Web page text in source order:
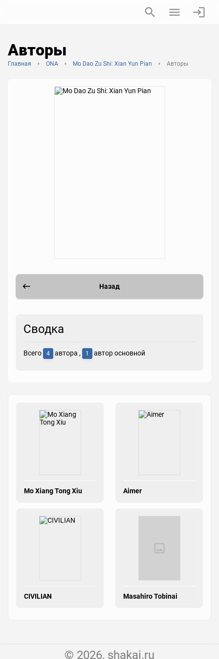
Авторы
Главная ONA Mo Dao Zu Shi: Xian Yun Pian Авторы
Назад
Сводка
Всего 4 автора , 1 автор основной
Mo Xiang Tong Xiu Aimer
CIVILIAN Masahiro Tobinai
© 2026, shakai.ru